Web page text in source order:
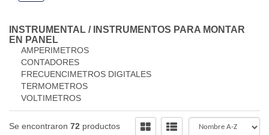
INSTRUMENTAL / INSTRUMENTOS PARA MONTAR
EN PANEL
AMPERIMETROS
CONTADORES
FRECUENCIMETROS DIGITALES
TERMOMETROS
VOLTIMETROS
Se encontraron 72 productos